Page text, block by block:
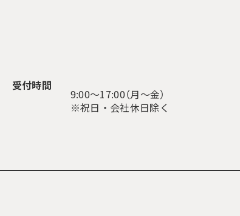
受付時間
9:00〜17:00（月～金）
※祝日・会社休日除く